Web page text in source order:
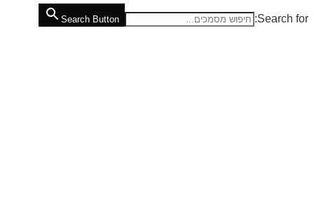
Search for:
Search Button